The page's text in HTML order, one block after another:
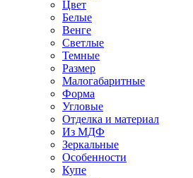
Цвет
Белые
Венге
Светлые
Темные
Размер
Малогабаритные
Форма
Угловые
Отделка и материал
Из МДФ
Зеркальные
Особенности
Купе